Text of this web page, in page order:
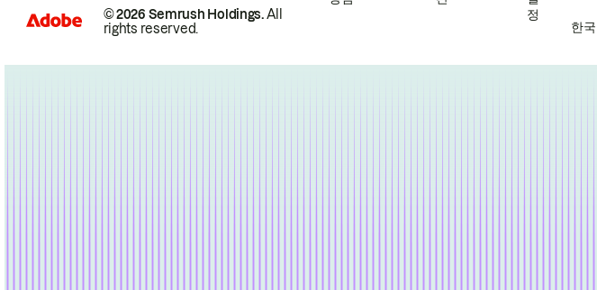
© 2026 Semrush Holdings.All
rights reserved.
정
한